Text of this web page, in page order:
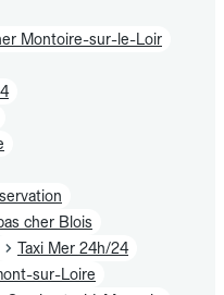
Montoire-sur-le-Loir
cher Blois
Taxi Mer 24h/24
sur-Loire